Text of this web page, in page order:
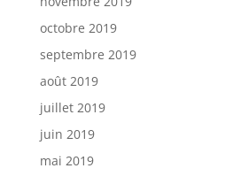
octobre 2019
septembre 2019
août 2019
juillet 2019
juin 2019
mai 2019